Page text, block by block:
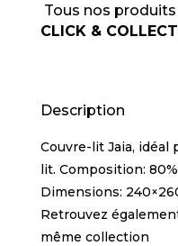
Tous nos
CLICK & COLLECT
Description
Couvre-lit Jaia, idéal
lit. Composition:
Dimensions:
Retrouvez
même collection